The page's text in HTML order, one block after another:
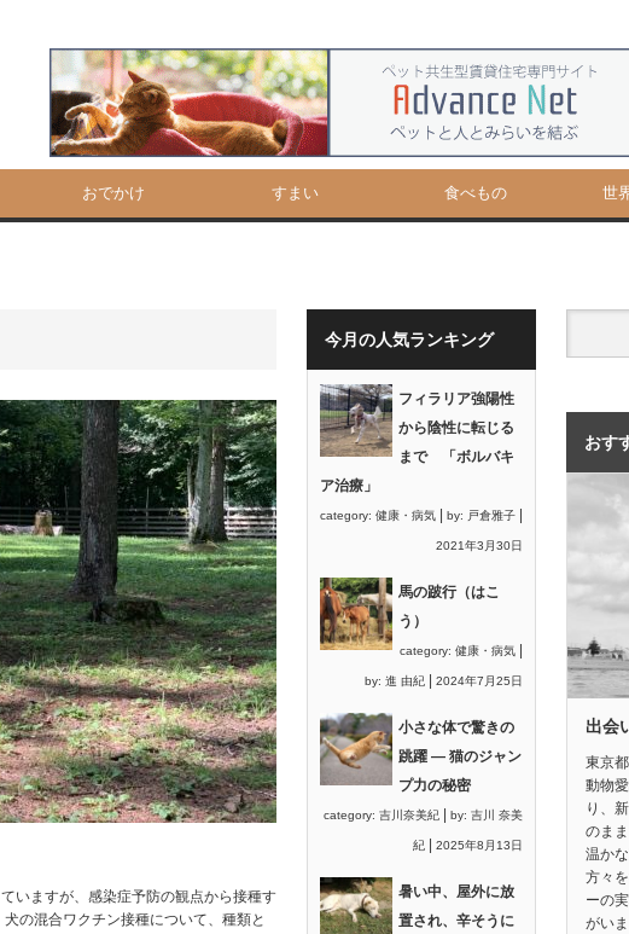
おでかけ すまい 食べもの 世
いますが、感染症予防の観点から接種す
の混合ワクチン接種について、種類と
今月の人気ランキング
フィラリア強陽性
から陰性に転じる
まで 「ボルバキ
ア治療」
category: 健康・病気 by: 戸倉雅子
2021年3月30日
馬の跛行（はこ
う）
category: 健康・病気
by: 進 由紀 2024年7月25日
小さな体で驚きの
跳躍 ― 猫のジャン
プ力の秘密
category: 吉川奈美紀 by: 吉川 奈美
紀 2025年8月13日
暑い中、屋外に放
置され、辛そうに
おす
出会
東京
動物
り、
のま
温か
方々
ーの
がいま